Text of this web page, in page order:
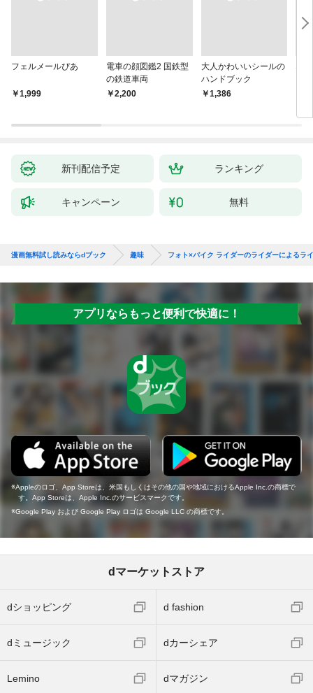
フェルメールぴあ
￥1,999
電車の顔図鑑2 国鉄型
の鉄道車両
￥2,200
大人かわいいシールの
ハンドブック
￥1,386
な
新刊配信予定 ランキング
キャンペーン 無料
漫画無料試し読みならdブック 趣味 フォト×バイク ライダーのライダーによるラ
アプリならもっと便利で快適に！
Appleのロゴ、App Storeは、米国もしくはその他の国や地域におけるApple Inc.の商標で
す。App Storeは、Apple Inc.のサービスマークです。
Google Play および Google Play ロゴは Google LLC の商標です。
dマーケットストア
dショッピング d fashion
dミュージック dカーシェア
Lemino dマガジン